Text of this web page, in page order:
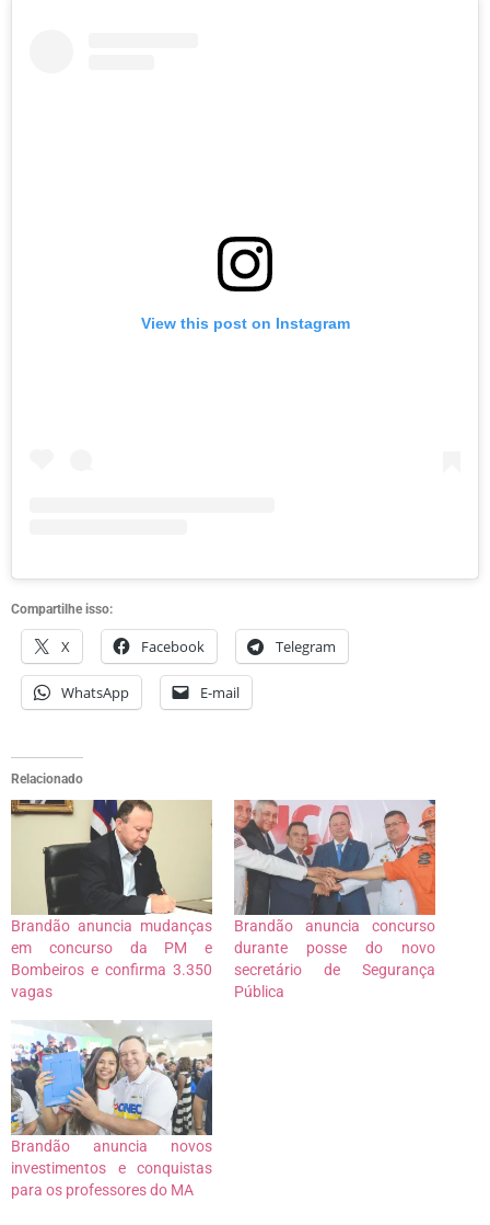
View this post on Instagram
Compartilhe isso:
X Facebook Telegram
WhatsApp E-mail
Relacionado
Brandão anuncia mudanças
em concurso da PM e
Bombeiros e confirma 3.350
vagas
Brandão anuncia concurso
durante posse do novo
secretário de Segurança
Pública
Brandão anuncia novos
investimentos e conquistas
para os professores do MA